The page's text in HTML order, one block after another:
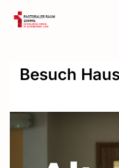
Besuch